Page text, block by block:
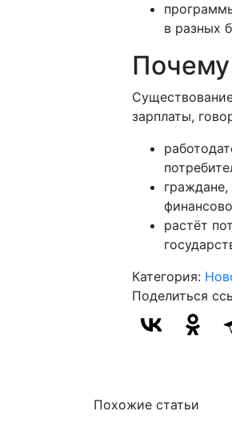
в разных
зарплаты,
растёт
Категория:
Поделиться
Похожие статьи